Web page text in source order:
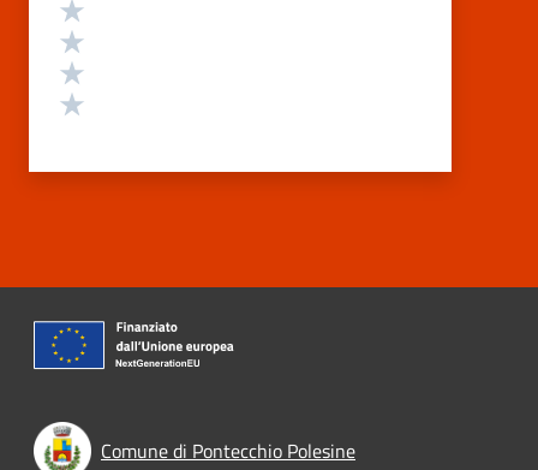
Comune di Pontecchio Polesine